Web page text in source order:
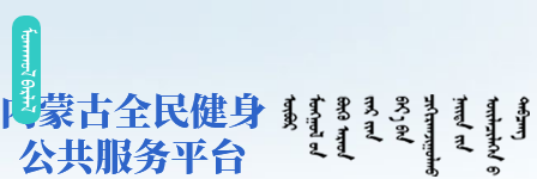
ᠮᠤᠡᠭᠭᠤᠯ ᠪᠠᠷᠯᠠᠯ